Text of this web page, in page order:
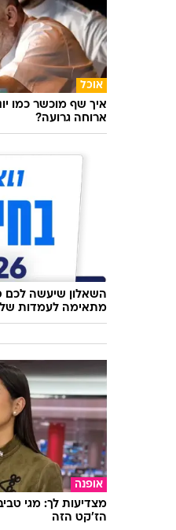
אוכל
איך שף מוכשר כמו
ארוחה גרועה?
השאלון שיעשה לכם
מתאימה לעמדות
אופנה
מצדיעות לך: מגי
הז'קט הזה